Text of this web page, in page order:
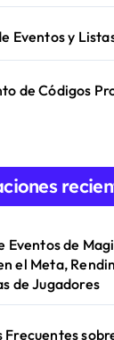
Eventos y
de Códigos
Eventos de
el Meta,
de Jugadores
Frecuentes